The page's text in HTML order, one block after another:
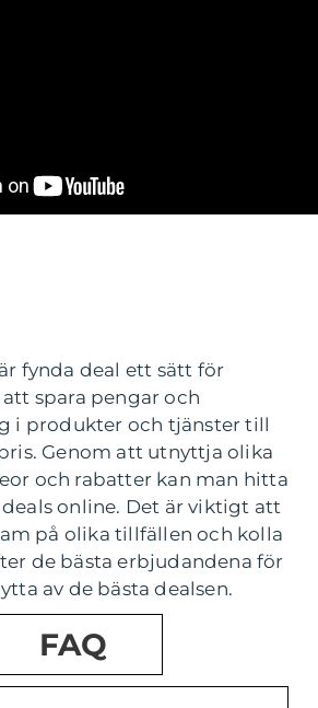
fynda deal ett sätt för
spara pengar och
i produkter och tjänster till
Genom att utnyttja olika
och rabatter kan man hitta
online. Det är viktigt att
på olika tillfällen och kolla
de bästa erbjudandena för
av de bästa dealsen.
FAQ